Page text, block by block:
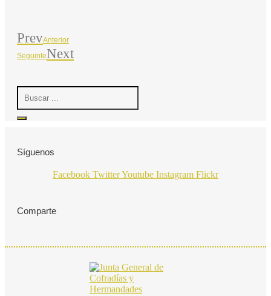
PrevAnterior
SeguinteNext
Search
Síguenos
Facebook TwitterYoutube Instagram Flickr
Comparte